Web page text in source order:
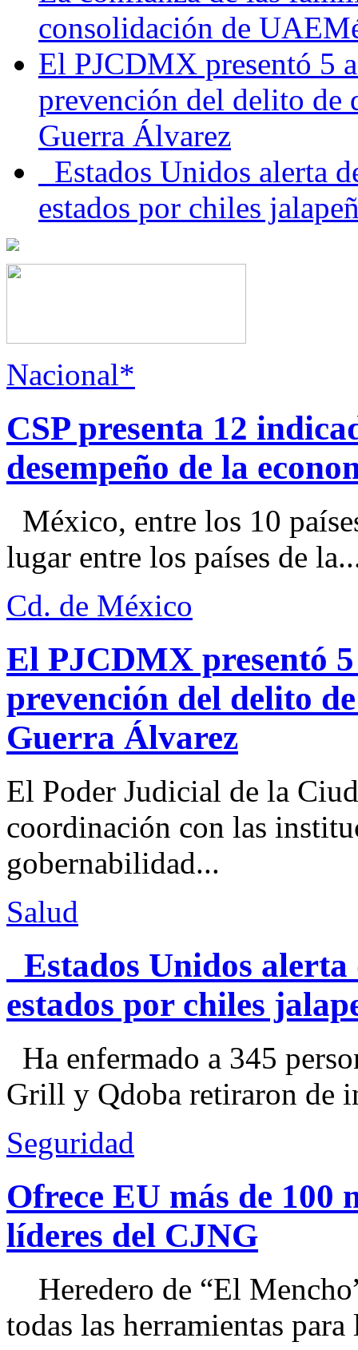
consolidación de
El PJCDMX presentó 5
prevención del delito de
Guerra Álvarez
Estados Unidos alerta
estados por chiles
Nacional*
CSP presenta 12
desempeño de la
México, entre los 10
lugar entre los países de
Cd. de México
El PJCDMX presentó
prevención del delito
Guerra Álvarez
El Poder Judicial de la
coordinación con las
gobernabilidad...
Salud
Estados Unidos alerta
estados por chiles
Ha enfermado a 345
Grill y Qdoba retiraron de
Seguridad
Ofrece EU más de 100
líderes del CJNG
Heredero de “El
todas las herramientas